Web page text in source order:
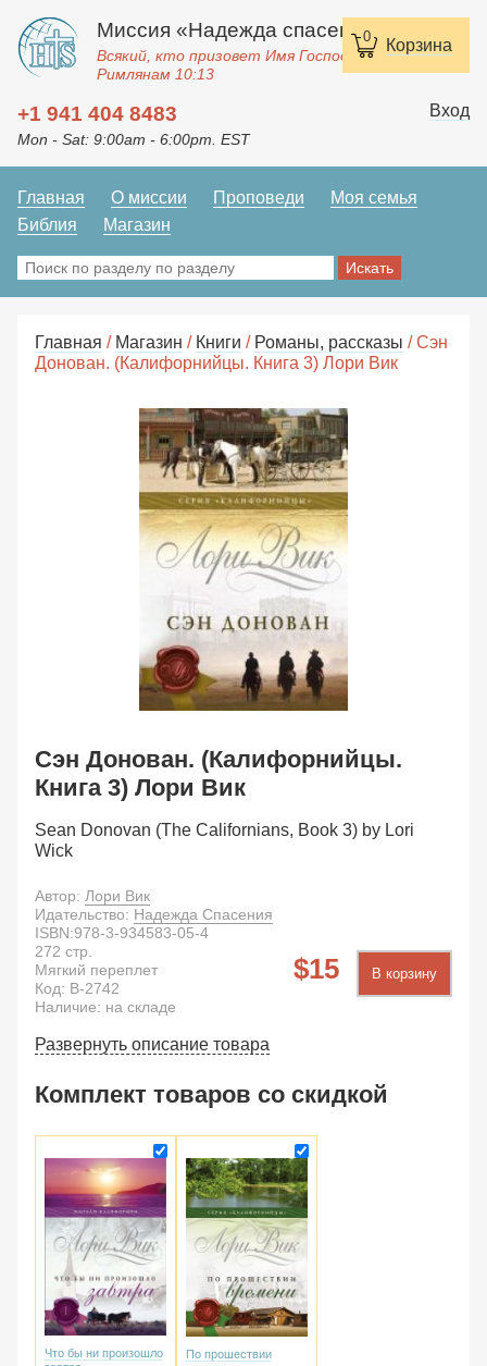
0 Корзина
Миссия «Надежда спасения»
Всякий, кто призовет Имя Господне, спасется.
Римлянам 10:13
+1 941 404 8483
Mon - Sat: 9:00am - 6:00pm. EST
Вход
Главная О миссии Проповеди
Моя семья
Библия
Магазин
Главная / Магазин / Книги / Романы, рассказы / Сэн
Донован. (Калифорнийцы. Книга 3) Лори Вик
Сэн Донован. (Калифорнийцы.
Книга 3) Лори Вик
Sean Donovan (The Californians, Book 3) by Lori
Wick
Автор: Лори Вик
Идательство: Надежда Спасения
15 В корзину
ISBN:978-3-934583-05-4
272 стр.
Мягкий переплет
Код: B-2742
Наличие: на складе
Развернуть описание товара
Комплект товаров со скидкой
Что бы ни произошло
По прошествии